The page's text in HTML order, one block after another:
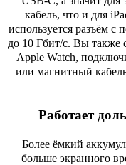
кабель, что и для
используется разъём с
до 10 Гбит/с. Вы также
Apple Watch,
или магнитный
Работает
Более ёмкий
больше экранного